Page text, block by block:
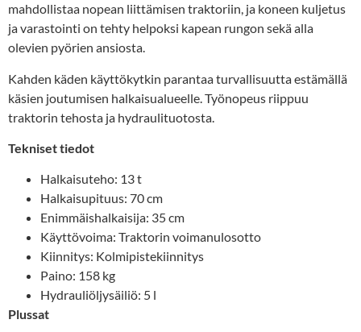
mahdollistaa nopean liittämisen traktoriin, ja koneen kuljetus
ja varastointi on tehty helpoksi kapean rungon sekä alla
olevien pyörien ansiosta.
Kahden käden käyttökytkin parantaa turvallisuutta estämällä
käsien joutumisen halkaisualueelle. Työnopeus riippuu
traktorin tehosta ja hydraulituotosta.
Tekniset tiedot
Halkaisuteho: 13 t
Halkaisupituus: 70 cm
Enimmäishalkaisija: 35 cm
Käyttövoima: Traktorin voimanulosotto
Kiinnitys: Kolmipistekiinnitys
Paino: 158 kg
Hydrauliöljysäiliö: 5 l
Plussat